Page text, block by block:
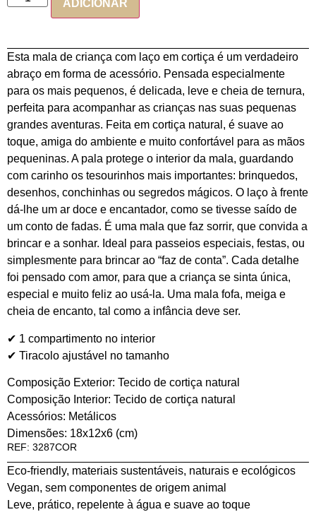
ADICIONAR
Esta mala de criança com laço em cortiça é um verdadeiro
abraço em forma de acessório. Pensada especialmente
para os mais pequenos, é delicada, leve e cheia de ternura,
perfeita para acompanhar as crianças nas suas pequenas
grandes aventuras. Feita em cortiça natural, é suave ao
toque, amiga do ambiente e muito confortável para as mãos
pequeninas. A pala protege o interior da mala, guardando
com carinho os tesourinhos mais importantes: brinquedos,
desenhos, conchinhas ou segredos mágicos. O laço à frente
dá-lhe um ar doce e encantador, como se tivesse saído de
um conto de fadas. É uma mala que faz sorrir, que convida a
brincar e a sonhar. Ideal para passeios especiais, festas, ou
simplesmente para brincar ao “faz de conta”. Cada detalhe
foi pensado com amor, para que a criança se sinta única,
especial e muito feliz ao usá-la. Uma mala fofa, meiga e
cheia de encanto, tal como a infância deve ser.
✔ 1 compartimento no interior
✔ Tiracolo ajustável no tamanho
Composição Exterior: Tecido de cortiça natural
Composição Interior: Tecido de cortiça natural
Acessórios: Metálicos
Dimensões: 18x12x6 (cm)
REF: 3287COR
Eco-friendly, materiais sustentáveis, naturais e ecológicos
Vegan, sem componentes de origem animal
Leve, prático, repelente à água e suave ao toque